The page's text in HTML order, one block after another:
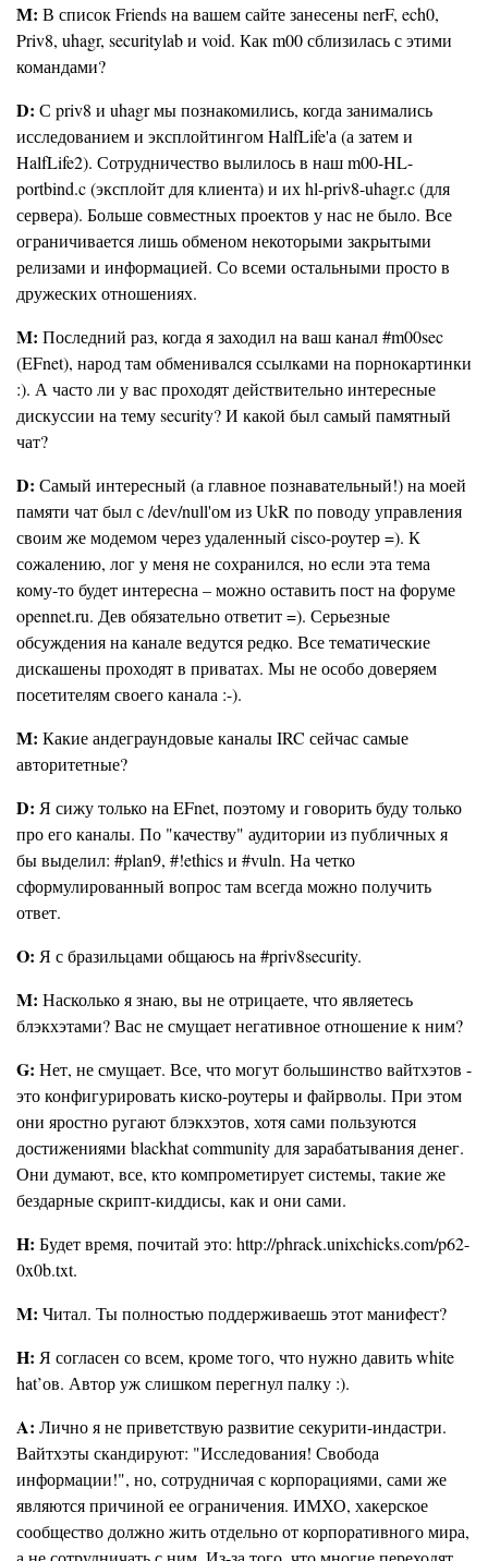
М: В список Friends на вашем сайте занесены nerF, ech0,
Priv8, uhagr, securitylab и void. Как m00 сблизилась с этими
командами?
D: С priv8 и uhagr мы познакомились, когда занимались
исследованием и эксплойтингом HalfLife'а (а затем и
HalfLife2). Сотрудничество вылилось в наш m00-HL-
portbind.c (эксплойт для клиента) и их hl-priv8-uhagr.c (для
сервера). Больше совместных проектов у нас не было. Все
ограничивается лишь обменом некоторыми закрытыми
релизами и информацией. Со всеми остальными просто в
дружеских отношениях.
M: Последний раз, когда я заходил на ваш канал #m00sec
(EFnet), народ там обменивался ссылками на порнокартинки
:). А часто ли у вас проходят действительно интересные
дискуссии на тему security? И какой был самый памятный
чат?
D: Самый интересный (а главное познавательный!) на моей
памяти чат был с /dev/null'ом из UkR по поводу управления
своим же модемом через удаленный cisco-роутер =). К
сожалению, лог у меня не сохранился, но если эта тема
кому-то будет интересна – можно оставить пост на форуме
opennet.ru. Дев обязательно ответит =). Серьезные
обсуждения на канале ведутся редко. Все тематические
дискашены проходят в приватах. Мы не особо доверяем
посетителям своего канала :-).
М: Какие андеграундовые каналы IRC сейчас самые
авторитетные?
D: Я сижу только на EFnet, поэтому и говорить буду только
про его каналы. По "качеству" аудитории из публичных я
бы выделил: #plan9, #!ethics и #vuln. На четко
сформулированный вопрос там всегда можно получить
ответ.
O: Я с бразильцами общаюсь на #priv8security.
M: Насколько я знаю, вы не отрицаете, что являетесь
блэкхэтами? Вас не смущает негативное отношение к ним?
G: Нет, не смущает. Все, что могут большинство вайтхэтов -
это конфигурировать киско-роутеры и файрволы. При этом
они яростно ругают блэкхэтов, хотя сами пользуются
достижениями blackhat community для зарабатывания денег.
Они думают, все, кто компрометирует системы, такие же
бездарные скрипт-киддисы, как и они сами.
H: Будет время, почитай это: http://phrack.unixchicks.com/p62-
0x0b.txt.
M: Читал. Ты полностью поддерживаешь этот манифест?
H: Я согласен со всем, кроме того, что нужно давить white
hat’ов. Автор уж слишком перегнул палку :).
A: Лично я не приветствую развитие секурити-индастри.
Вайтхэты скандируют: "Исследования! Свобода
информации!", но, сотрудничая с корпорациями, сами же
являются причиной ее ограничения. ИМХО, хакерское
сообщество должно жить отдельно от корпоративного мира,